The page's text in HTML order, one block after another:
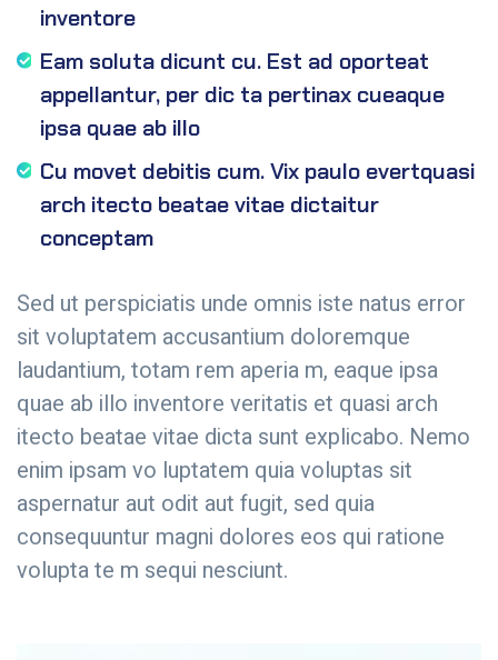
inventore
Eam soluta dicunt cu. Est ad oporteat
appellantur, per dic ta pertinax cueaque
ipsa quae ab illo
Cu movet debitis cum. Vix paulo evertquasi
arch itecto beatae vitae dictaitur
conceptam
Sed ut perspiciatis unde omnis iste natus error
sit voluptatem accusantium doloremque
laudantium, totam rem aperia m, eaque ipsa
quae ab illo inventore veritatis et quasi arch
itecto beatae vitae dicta sunt explicabo. Nemo
enim ipsam vo luptatem quia voluptas sit
aspernatur aut odit aut fugit, sed quia
consequuntur magni dolores eos qui ratione
volupta te m sequi nesciunt.